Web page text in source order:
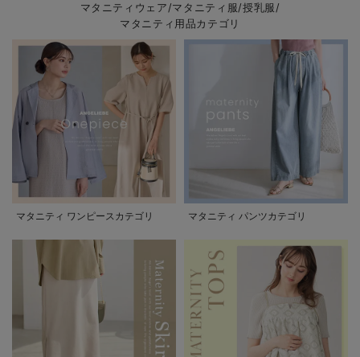
マタニティウェア/マタニティ服/授乳服/
マタニティ用品カテゴリ
マタニティ ワンピースカテゴリ マタニティ パンツカテゴリ